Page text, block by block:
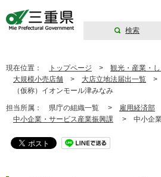
検索
現在位置： トップページ > 観光・産業・し
大規模小売店舗 > 大店立地法届出一覧 >
（仮称）イオンモール津みなみ
担当所属： 県庁の組織一覧 > 雇用経済部
中小企業・サービス産業振興課 > 中小企